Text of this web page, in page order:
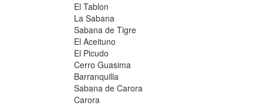
El Tablon
La Sabana
Sabana de Tigre
El Aceituno
El Picudo
Cerro Guasima
Barranquilla
Sabana de Carora
Carora